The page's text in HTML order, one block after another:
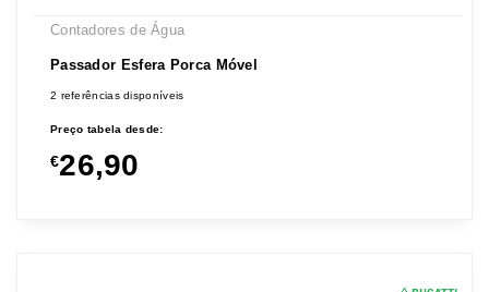
Contadores de Água
Passador Esfera Porca Móvel
2 referências disponíveis
Preço tabela desde:
€26,90